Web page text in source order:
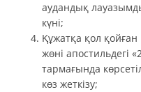
аудандық
күні;
Құжатқа қол
жөні апостильдегі
тармағында
көз жеткізу;